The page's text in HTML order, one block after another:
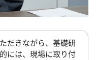
だきながら、基礎研
には、現場に取り付